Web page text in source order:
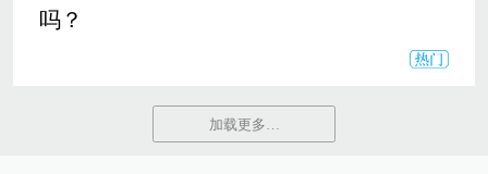
吗？
加载更多…